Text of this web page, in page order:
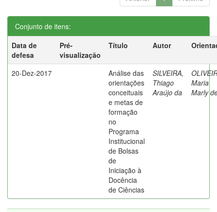
Conjunto de itens:
Data de
defesa
Pré-
visualização
Título Autor
20-Dez-2017
Análise das
orientações
conceituais
e metas de
formação
no
Programa
Institucional
de Bolsas
de
Iniciação à
Docência
de Ciências
SILVEIRA,
Thiago
Araújo da
Maria
Marly